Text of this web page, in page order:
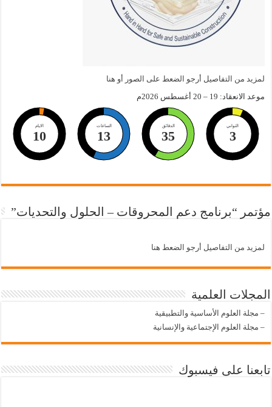
لمزيد من التفاصيل أرجو الضعط على الصور أو هنا
موعد الانعقاد: 19 – 20 أغسطس 2026م
الايام
10
الساعات
13
الدقائق
35
الثواني
3
مؤتمر “برنامج دعم المحروقات – الحلول والتحديات”
لمزيد من التفاصيل أرجو الضعط هنا
المجلات العلمية
– مجلة العلوم الأساسية والتطبيقية
– مجلة العلوم الإجتماعية والإنسانية
تابعنا على فيسبوك